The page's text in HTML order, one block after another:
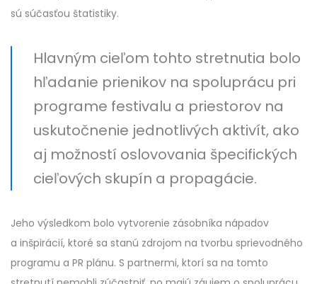
sú súčasťou štatistiky.
Hlavným cieľom tohto stretnutia bolo
hľadanie prienikov na spoluprácu pri
programe festivalu a priestorov na
uskutočnenie jednotlivých aktivít, ako
aj možností oslovovania špecifických
cieľových skupín a propagácie.
Jeho výsledkom bolo vytvorenie zásobníka nápadov
a inšpirácií, ktoré sa stanú zdrojom na tvorbu sprievodného
programu a PR plánu. S partnermi, ktorí sa na tomto